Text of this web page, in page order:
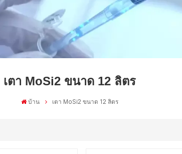
เตา MoSi2 ขนาด 12 ลิตร
บ้าน เตา MoSi2 ขนาด 12 ลิตร